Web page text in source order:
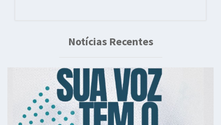
Notícias Recentes